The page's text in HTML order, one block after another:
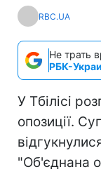
RBC.UA
Не трать
РБК-
У Тбілісі
опозиції.
"Об'єднана